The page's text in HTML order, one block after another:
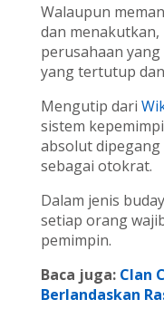
Walaupun
dan menakutkan,
perusahaan
yang tertutup
Mengutip dari
sistem
absolut dipegang
sebagai otokrat.
Dalam jenis
setiap orang
pemimpin.
Baca juga: Clan
Berlandaskan